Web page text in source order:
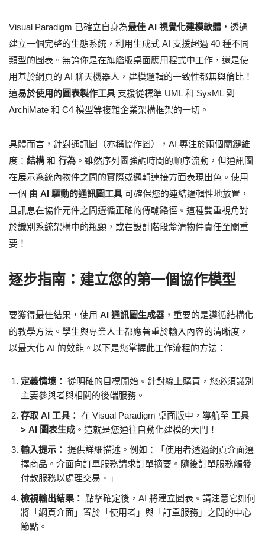
Visual Paradigm 已確立自身為最佳 AI 視覺化建模軟體 ，透過
建立一個完整的生態系統，利用生成式 AI 支援超過 40 種不同
類型的圖表。無論你是在旗艦版桌面應用程式中工作，還是使
用基於網頁的 AI 聊天機器人，建模邏輯的一致性都無與倫比！
這易於使用的圖表製作工具 支援從標準 UML 和 SysML 到
ArchiMate 和 C4 模型等複雜企業架構框架的一切。
具體而言，針對通訊圖（亦稱協作圖），AI 專注於兩個關鍵維
度： 結構和 行為 。雖然序列圖強調時間的順序流動，但通訊圖
在展示系統內物件之間的實際或邏輯連接方面表現出色。使用
一個 由 AI 驅動的通訊圖工具 可確保您的連結邏輯性地放置，
且訊息在協作元件之間遵循正確的傳輸路徑。這種雙重視角對
於識別系統架構中的瓶頸，或在設計階段釐清物件責任至關重
要！
逐步指南：建立您的第一個協作模型
要獲得最佳結果，使用 AI 通訊圖生成器 ，重要的是遵循結構化
的教學方法。學生與專業人士都應著重於輸入內容的清晰度，
以最大化 AI 的效能。以下是您掌握此工作流程的方法：
定義情境： 從明確的目標開始。針對線上購買，您必須識別
主要參與者與相關的後端服務。
存取 AI 工具： 在 Visual Paradigm 桌面版中，導航至 工具
> AI 圖表生成 。這就是您通往自動化建模的大門！
輸入提示： 提供詳細描述。例如：「使用者透過網頁介面選
擇商品。介面向訂單服務請求訂單摘要。隨後訂單服務觸發
付款服務以處理交易。」
檢視輸出結果： 點擊確定後，AI 將建立圖表。請注意它如何
將「網頁介面」置於「使用者」與「訂單服務」之間的中心
節點。